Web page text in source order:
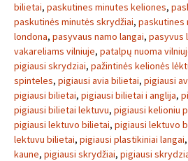
bilietai, paskutines minutes keliones,
paskutinės minutės skrydžiai, paskutines
londona, pasyvaus namo langai, pasyvus
vakareliams vilniuje, patalpų nuoma
pigiausi skrydziai, pažintinės kelionės
spinteles, pigiausi avia bilietai, pigiausi
pigiausi bilietai, pigiausi bilietai i anglija,
pigiausi bilietai lektuvu, pigiausi kelioniu
pigiausi lektuvo bilietai, pigiausi lektuvo
lektuvu bilietai, pigiausi plastikiniai langai,
kaune, pigiausi skrydžiai, pigiausi